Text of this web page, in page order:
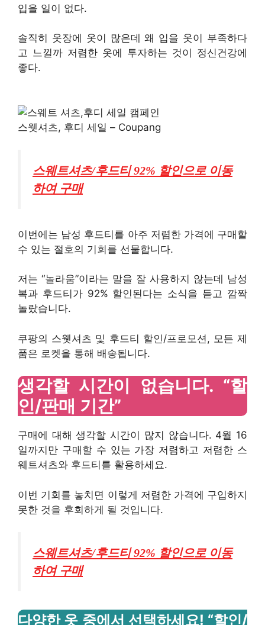
입을 일이 없다.
솔직히 옷장에 옷이 많은데 왜 입을 옷이 부족하다
고 느낄까 저렴한 옷에 투자하는 것이 정신건강에
좋다.
스웻셔츠, 후디 세일 – Coupang
스웨트셔츠/후드티 92% 할인으로 이동
하여 구매
이번에는 남성 후드티를 아주 저렴한 가격에 구매할
수 있는 절호의 기회를 선물합니다.
저는 “놀라움”이라는 말을 잘 사용하지 않는데 남성
복과 후드티가 92% 할인된다는 소식을 듣고 깜짝
놀랐습니다.
쿠팡의 스웻셔츠 및 후드티 할인/프로모션, 모든 제
품은 로켓을 통해 배송됩니다.
생각할 시간이 없습니다. “할
인/판매 기간”
구매에 대해 생각할 시간이 많지 않습니다. 4월 16
일까지만 구매할 수 있는 가장 저렴하고 저렴한 스
웨트셔츠와 후드티를 활용하세요.
이번 기회를 놓치면 이렇게 저렴한 가격에 구입하지
못한 것을 후회하게 될 것입니다.
스웨트셔츠/후드티 92% 할인으로 이동
하여 구매
다양한 옷 중에서 선택하세요! “할인/